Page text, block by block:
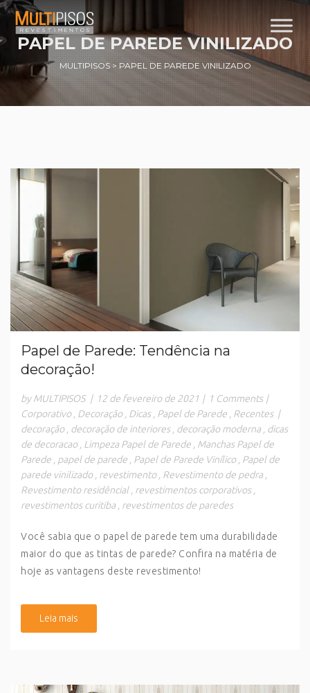
PAPEL DE PAREDE VINILIZADO
MULTIPISOS> PAPEL DE PAREDE VINILIZADO
Papel de Parede: Tendência na
decoração!
by MULTIPISOS | 12 de fevereiro de 2021 | 1 Comments |
Corporativo
Decoração Dicas Papel de Parede Recentes |
decoração
decoração de interiores decoração moderna
dicas
de decoracao
Limpeza Papel de Parede
Manchas Papel de
Parede
papel de parede Papel de Parede Vinílico
Papel de
parede vinilizado
revestimento Revestimento de pedra
Revestimento residêncial
revestimentos corporativos
revestimentos curitiba
revestimentos de paredes
Você sabia que o papel de parede tem uma durabilidade
maior do que as tintas de parede? Confira na matéria de
hoje as vantagens deste revestimento!
Leia mais